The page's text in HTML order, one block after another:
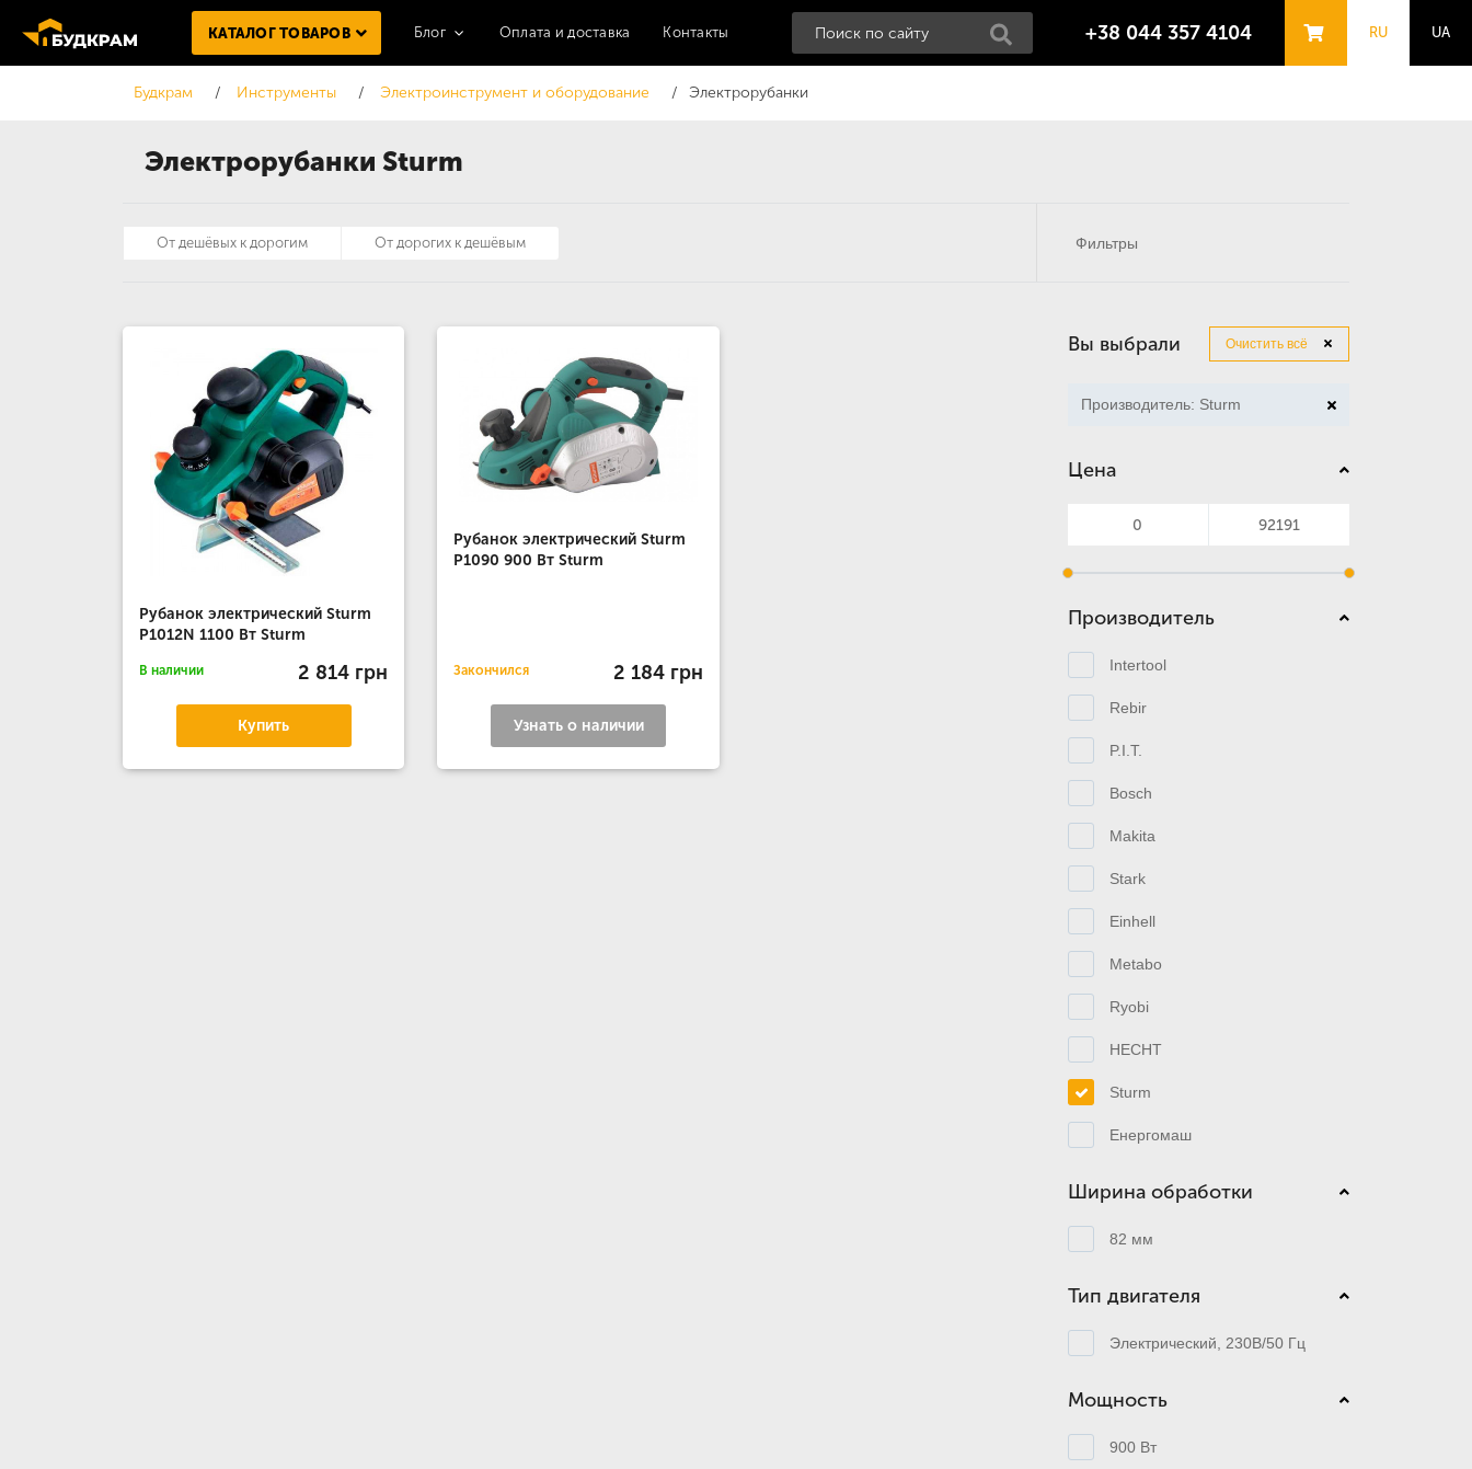
Электрорубанки Sturm
КАТАЛОГ ТОВАРОВ Блог Оплата и доставка Контакты +38 044 357 4104 RU UA
Будкрам Инструменты Электроинструмент и оборудование Электрорубанки
Рубанок электрический Sturm
P1012N 1100 Вт Sturm
В наличии 2 814 грн
Купить
Рубанок электрический Sturm
P1090 900 Вт Sturm
Закончился 2 184 грн
Узнать о наличии
Вы выбрали Очистить всё
Производитель: Sturm
Цена
Производитель
Intertool
Rebir
P.I.T.
Bosch
Makita
Stark
Einhell
Metabo
Ryobi
HECHT
Sturm
Енергомаш
Ширина обработки
82 мм
Тип двигателя
Электрический, 230В/50 Гц
Мощность
900 Вт
От дешёвых к дорогим От дорогих к дешёвым Фильтры